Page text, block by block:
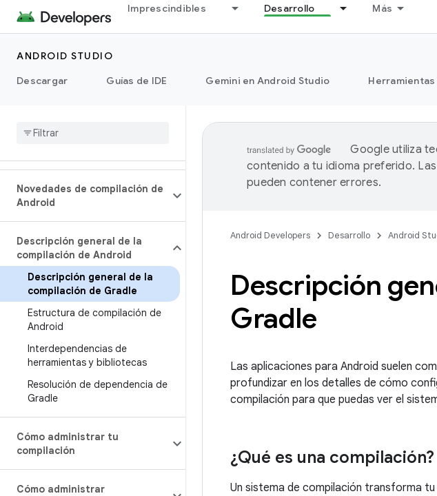
Imprescindibles Desarrollo Más
ANDROID STUDIO
Descargar
Guías de IDE Gemini en Android Studio
Novedades de compilación de
Android
Descripción general de la
compilación de Android
Descripción general de la
compilación de Gradle
Estructura de compilación de
Android
Interdependencias de
herramientas y bibliotecas
Resolución de dependencia de
Gradle
Cómo administrar tu
compilación
Cómo administrar
Google utiliza
contenido a tu idioma preferido.
pueden contener errores.
Android Developers Desarrollo Android
Descripción
Gradle
Las aplicaciones para Android suelen
profundizar en los detalles de cómo
compilación para que puedas ver el
¿Qué es una compilación?
Un sistema de compilación transforma